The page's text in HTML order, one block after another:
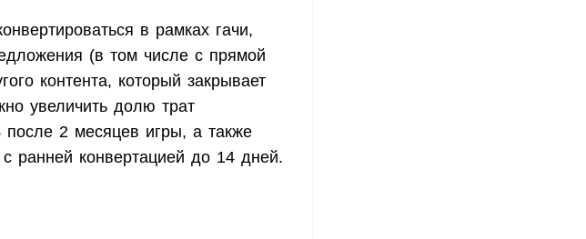
в рамках гачи,
(в том числе с прямой
контента, который закрывает
увеличить долю трат
2 месяцев игры, а также
ранней конвертацией до 14 дней.